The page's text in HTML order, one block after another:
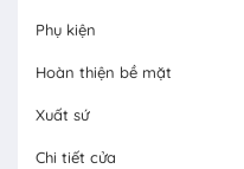
Phụ kiện
Hoàn thiện bề mặt
Xuất sứ
Chi tiết cửa